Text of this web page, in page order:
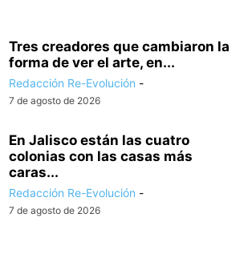
Tres creadores que cambiaron la
forma de ver el arte, en...
Redacción Re-Evolución -
7 de agosto de 2026
En Jalisco están las cuatro
colonias con las casas más
caras...
Redacción Re-Evolución -
7 de agosto de 2026